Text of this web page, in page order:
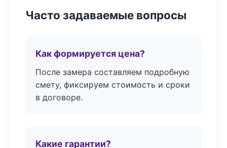
Часто задаваемые вопросы
Как формируется цена?
После замера составляем подробную
смету, фиксируем стоимость и сроки
в договоре.
Какие гарантии?